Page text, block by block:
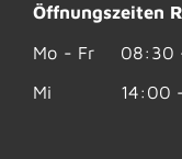
Öffnungszeiten
Mo - Fr
08:30
Mi
14:00